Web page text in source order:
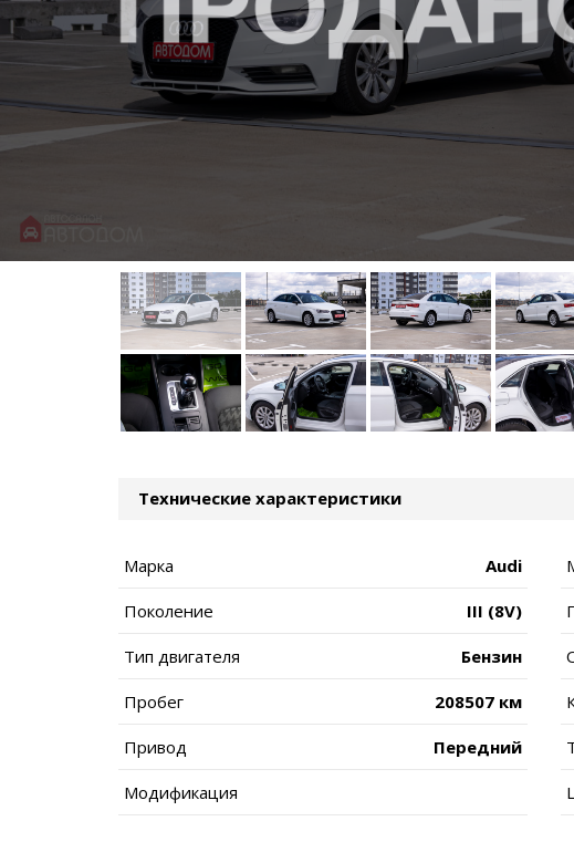
Технические характеристики
Марка Audi
Поколение III (8V)
Тип двигателя Бензин
Пробег 208507 км
Привод Передний
Модификация